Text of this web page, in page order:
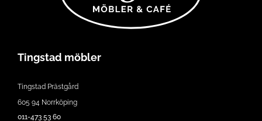
Tingstad möbler
Tingstad Prästgård
605 94 Norrköping
011-473 53 60